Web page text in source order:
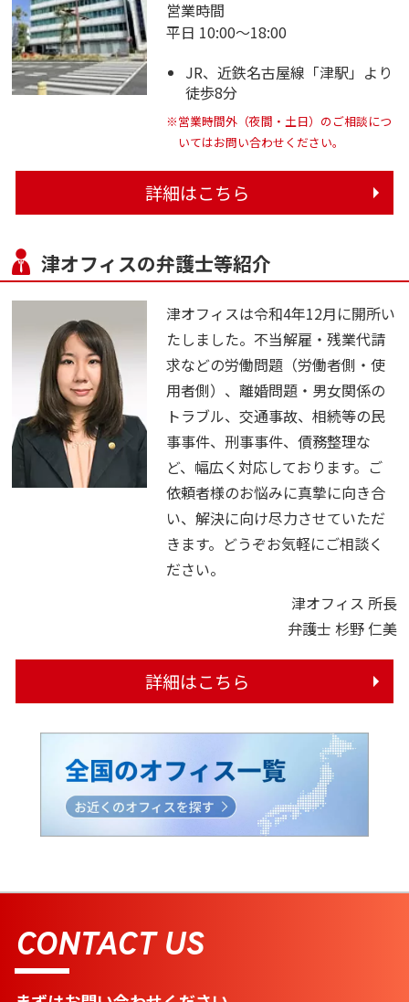
営業時間
平日 10:00～18:00
JR、近鉄名古屋線「津駅」より
徒歩8分
※営業時間外（夜間・土日）のご相談につ
いてはお問い合わせください。
詳細はこちら
津オフィスの弁護士等紹介
津オフィスは令和4年12月に開所い
たしました。不当解雇・残業代請
求などの労働問題（労働者側・使
用者側）、離婚問題・男女関係の
トラブル、交通事故、相続等の民
事事件、刑事事件、債務整理な
ど、幅広く対応しております。ご
依頼者様のお悩みに真摯に向き合
い、解決に向け尽力させていただ
きます。どうぞお気軽にご相談く
ださい。
津オフィス 所長
弁護士 杉野 仁美
詳細はこちら
CONTACT US